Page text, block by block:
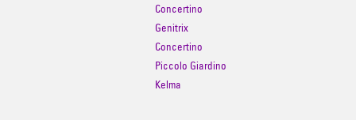
Concertino
Genitrix
Concertino
Piccolo Giardino
Kelma